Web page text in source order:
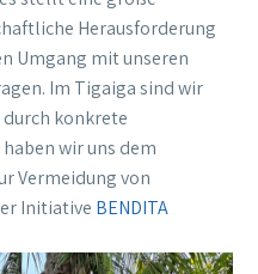
Herausforderung
Umgang mit unseren
Im Tigaiga sind wir
konkrete
wir uns dem
Vermeidung von
Initiative BENDITA